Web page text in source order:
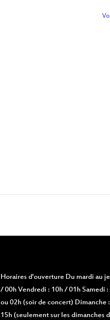
Horaires d'ouvertureDu mardi au
/ 00h Vendredi : 10h / 01h Samedi
ou 02h (soir de concert) Dimanche
15h (seulement sur les dimanches